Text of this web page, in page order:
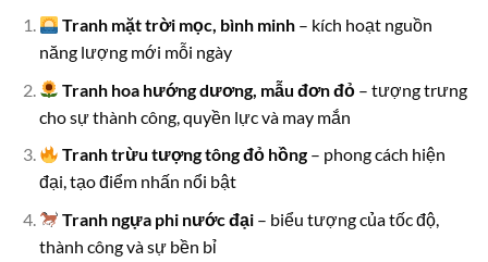
Tranh mặt trời mọc, bình minh – kích hoạt nguồn
năng lượng mới mỗi ngày
Tranh hoa hướng dương, mẫu đơn đỏ – tượng trưng
cho sự thành công, quyền lực và may mắn
Tranh trừu tượng tông đỏ hồng – phong cách hiện
đại, tạo điểm nhấn nổi bật
Tranh ngựa phi nước đại – biểu tượng của tốc độ,
thành công và sự bền bỉ